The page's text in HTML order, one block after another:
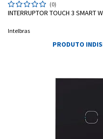
(0)
INTERRUPTOR TOUCH 3 SMART
Intelbras
PRODUTO